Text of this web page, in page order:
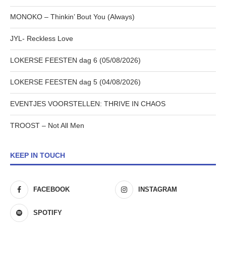
MONOKO – Thinkin’ Bout You (Always)
JYL- Reckless Love
LOKERSE FEESTEN dag 6 (05/08/2026)
LOKERSE FEESTEN dag 5 (04/08/2026)
EVENTJES VOORSTELLEN: THRIVE IN CHAOS
TROOST – Not All Men
KEEP IN TOUCH
FACEBOOK INSTAGRAM
SPOTIFY